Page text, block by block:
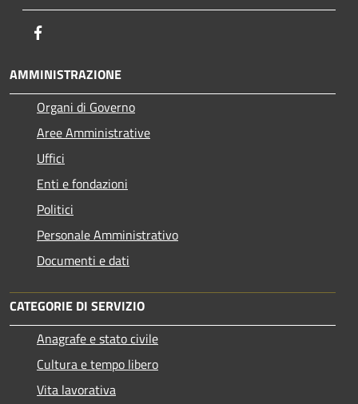
AMMINISTRAZIONE
Organi di Governo
Aree Amministrative
Uffici
Enti e fondazioni
Politici
Personale Amministrativo
Documenti e dati
CATEGORIE DI SERVIZIO
Anagrafe e stato civile
Cultura e tempo libero
Vita lavorativa